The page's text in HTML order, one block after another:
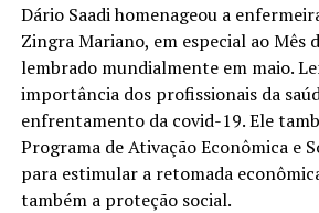
Dário Saadi homenageou a
Zingra Mariano, em especial ao Mês
lembrado mundialmente em maio.
importância dos profissionais da
enfrentamento da covid-19. Ele
Programa de Ativação Econômica e
para estimular a retomada
também a proteção social.